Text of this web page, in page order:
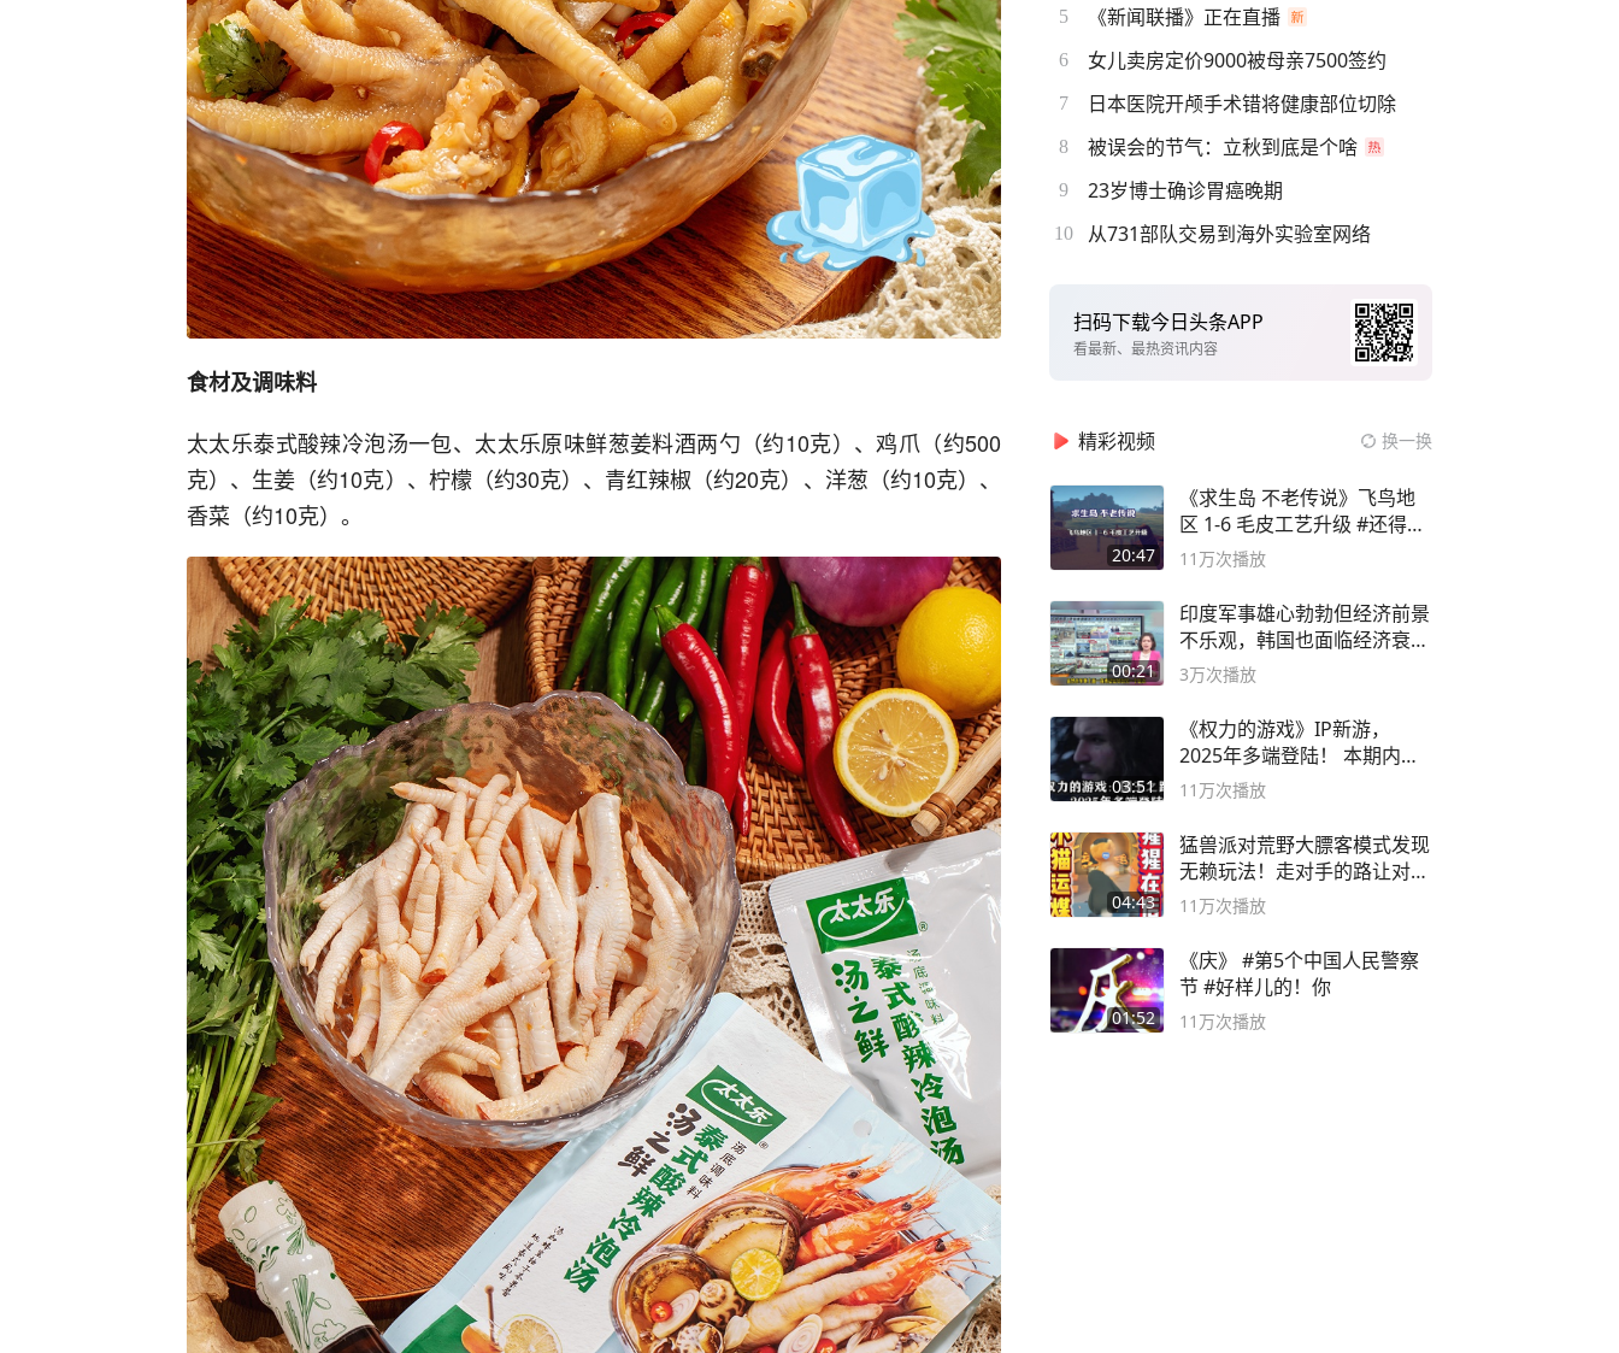
食材及调味料
太太乐泰式酸辣冷泡汤一包、太太乐原味鲜葱姜料酒两勺（约10克）、鸡爪（约500
克）、生姜（约10克）、柠檬（约30克）、青红辣椒（约20克）、洋葱（约10克）、
香菜（约10克）。
5 《新闻联播》正在直播
6 女儿卖房定价9000被母亲7500签约
7 日本医院开颅手术错将健康部位切除
8 被误会的节气：立秋到底是个啥
9 23岁博士确诊胃癌晚期
10 从731部队交易到海外实验室网络
扫码下载今日头条APP
看最新、最热资讯内容
精彩视频 换一换
20:47
《求生岛 不老传说》飞鸟地
区 1-6 毛皮工艺升级 #还得是
主机大作
11万次播放
00:21
印度军事雄心勃勃但经济前景
不乐观，韩国也面临经济衰退
风险
3万次播放
03:51
《权力的游戏》IP新游，
2025年多端登陆！ 本期内容
概要
11万次播放
04:43
猛兽派对荒野大膘客模式发现
无赖玩法！走对手的路让对手
无路可走
11万次播放
01:52
《庆》 #第5个中国人民警察
节 #好样儿的！你
11万次播放